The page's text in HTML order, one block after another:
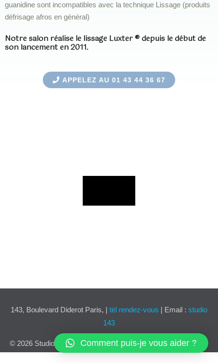
guanidine sont incompatibles avec la technique Lissage (produits
défrisage afros en général)
Notre salon réalise le lissage Luxter ® depuis le début de
son lancement en 2011.
APPELEZ AU 01 43 44 36 67
143, Boulevard Diderot Paris, | tél rendez-vous | Email : studio
143
© 2026 Studio 143 |Mentions légales
Comment puis-je vous aider ?